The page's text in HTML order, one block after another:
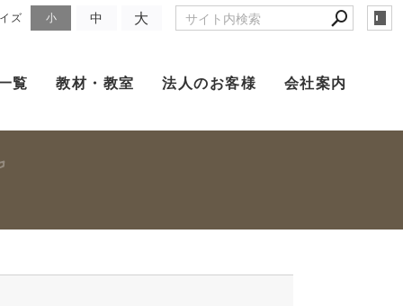
ズ 小 中 大
覧 教材・教室 法人のお客様 会社案内